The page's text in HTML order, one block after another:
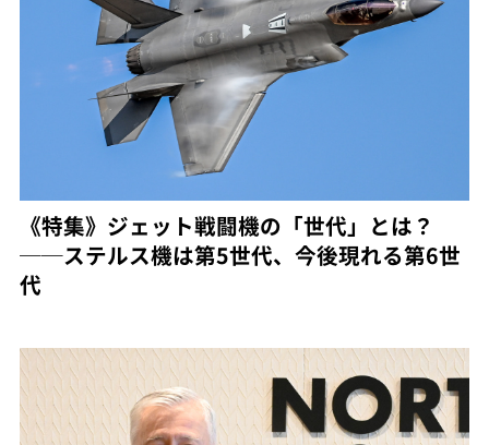
《特集》ジェット戦闘機の「世代」とは？
──ステルス機は第5世代、今後現れる第6世
代